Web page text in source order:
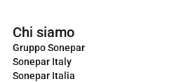
Chi siamo
Gruppo Sonepar
Sonepar Italy
Sonepar Italia